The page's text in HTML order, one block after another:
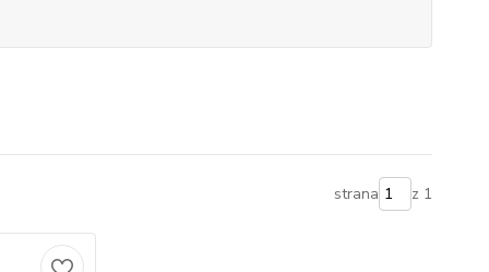
strana z 1